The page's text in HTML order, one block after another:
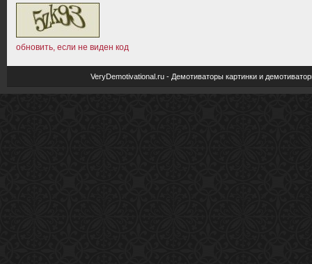
обновить, если не виден код
VeryDemotivational.ru - Демотиваторы картинки и